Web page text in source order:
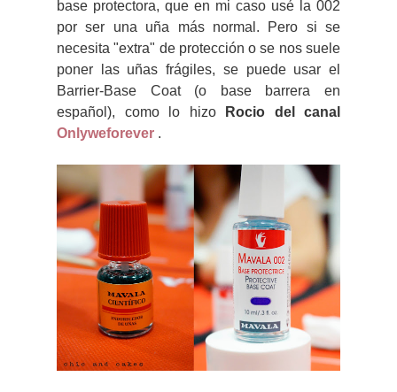
base protectora, que en mi caso usé la 002
por ser una uña más normal. Pero si se
necesita "extra" de protección o se nos suele
poner las uñas frágiles, se puede usar el
Barrier-Base Coat (o base barrera en
español), como lo hizo
Rocio del canal
Onlyweforever .